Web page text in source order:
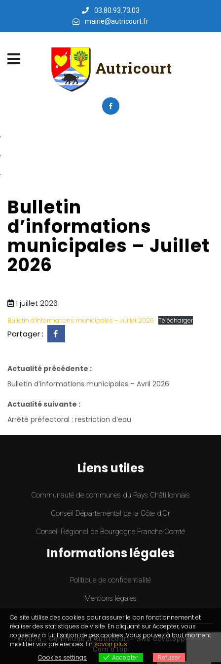
03.80.93.73.03
mairie@autricourt.fr
Autricourt
.
.
.
Bulletin
d’informations
municipales – Juillet
2026
1 juillet 2026
Bulletin d’informations municipales – Juillet 2026 Télécharger
Partager :
Actualité précédente :
Bulletin d’informations municipales – Avril 2026
Actualité suivante :
Arrêté préfectoral : restriction d’eau
Liens utiles
Communauté de communes du Pays Châtillonnais
Conseil Départemental de la Côte d’Or
Conseil Régional de Bourgogne Franche-Comté
Informations légales
Politique de confidentialité
Mentions légales
©2026 - Commune d'Autricourt -Site développé par
Com'o'top
Ce site utilise des cookies pour assurer le bon fonctionnement et
réaliser des statistiques de visite. En cliquant sur Accepter, vous
consentez à l'utilisation de ces cookies. Vous pouvez à tout moment
modifier vos préférences. En savoir plus
Cookies settings
Accepter Refuser